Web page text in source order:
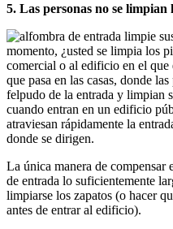
5. Las personas no se limpian
momento, ¿usted se limpia los
comercial o al edificio en el
que pasa en las casas, donde
felpudo de la entrada y limpian
cuando entran en un edificio
atraviesan rápidamente la
donde se dirigen.
La única manera de compensar
de entrada lo suficientemente
limpiarse los zapatos (o hacer
antes de entrar al edificio).